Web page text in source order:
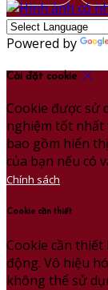
Powered by
Cài đặt cookie
Cookie được sử
nghiệm tốt nhất
bao gồm hiển
của bạn nếu có
Chính sách
Cookie cần thiết
Cookie cần
động. Vô hiệu
không thể sử